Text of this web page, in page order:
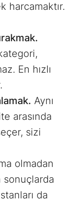
harcamaktır.
En hızlı
Aynı
arasında
sizi
olmadan
da